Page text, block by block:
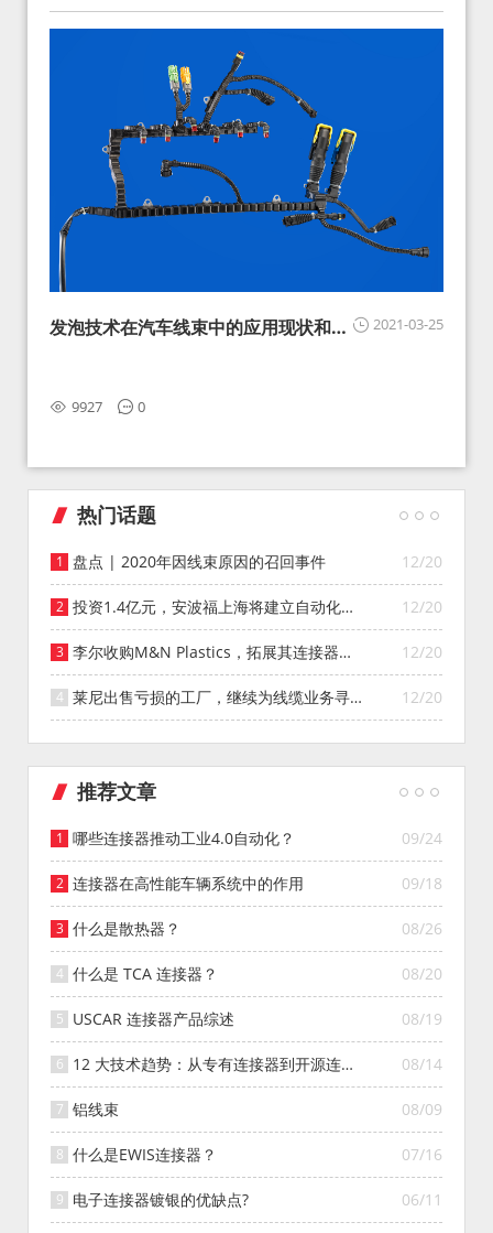
2021-03-25
发泡技术在汽车线束中的应用现状和展
9927 0
热门话题
12/20
盘点 | 2020年因线束原因的召回事件
12/20
投资1.4亿元，安波福上海将建立自动化智
能仓库
12/20
李尔收购M&N Plastics，拓展其连接器系
统业务
12/20
莱尼出售亏损的工厂，继续为线缆业务寻找
投资者
推荐文章
09/24
哪些连接器推动工业4.0自动化？
09/18
连接器在高性能车辆系统中的作用
08/26
什么是散热器？
08/20
什么是 TCA 连接器？
08/19
USCAR 连接器产品综述
08/14
12 大技术趋势：从专有连接器到开源连接
器的演变
08/09
铝线束
07/16
什么是EWIS连接器？
06/11
电子连接器镀银的优缺点?